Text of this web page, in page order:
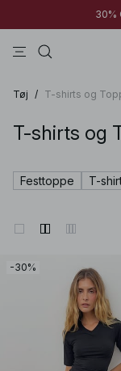
30%
Tøj / T-shirts og
T-shirts og
Festtoppe T-
-30%